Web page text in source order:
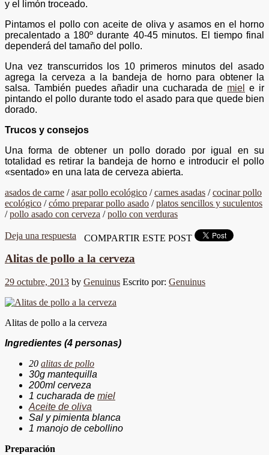
y el limón troceado.
Pintamos el pollo con aceite de oliva y asamos en el horno
precalentado a 180º durante 40-45 minutos. El tiempo final
dependerá del tamaño del pollo.
Una vez transcurridos los 10 primeros minutos del asado
agrega la cerveza a la bandeja de horno para obtener la
salsa. También puedes añadir una cucharada de miel
e ir
pintando el pollo durante todo el asado para que quede bien
dorado.
Trucos y consejos
Una forma de obtener un pollo dorado por igual en su
totalidad es retirar la bandeja de horno e introducir el pollo
«sentado» en una lata de cerveza abierta.
asados de carne /asar pollo ecológico /carnes asadas /cocinar pollo
ecológico /cómo preparar pollo asado /platos sencillos y suculentos
/pollo asado con cerveza /pollo con verduras
Deja una respuesta COMPARTIR ESTE POST
Alitas de pollo a la cerveza
29 octubre, 2013 by Genuinus Escrito por: Genuinus
Alitas de pollo a la cerveza
Ingredientes (4 personas)
20 alitas de pollo
30g mantequilla
200ml cerveza
1 cucharada de miel
Aceite de oliva
Sal y pimienta blanca
1 manojo de cebollino
Preparación